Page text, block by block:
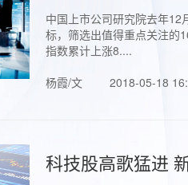
中国上市公司研究院去年
标，筛选出值得重点关注的
指数累计上涨8....
杨霞/文
2018-05-18
科技股高歌猛进